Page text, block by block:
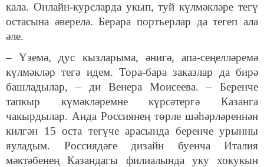
кала. Онлайн-курсларда укып, туй күлмәкләре тегү
остасына әверелә. Берара портьерлар да тегеп ала
әле.
– Үземә, дус кызларыма, әнигә, апа-сеңелләремә
күлмәкләр тегә идем. Тора-бара заказлар да бирә
башладылар, – ди Венера Моисеева. – Беренче
тапкыр күмәкләремне күрсәтергә Казанга
чакырдылар. Анда Россиянең төрле шәһәрләреннән
килгән 15 оста тегүче арасында беренче урынны
яуладым. Россиядәге дизайн буенча Италия
мәктәбенең Казандагы филиалында уку хокукын